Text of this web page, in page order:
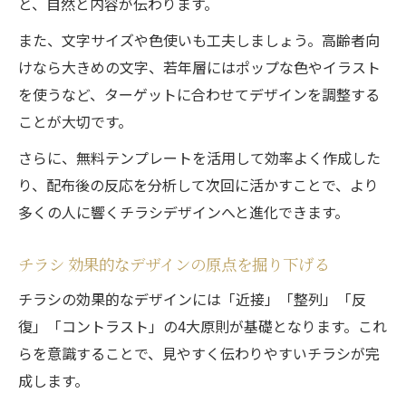
また、文字サイズや色使いも工夫しましょう。高齢者向
けなら大きめの文字、若年層にはポップな色やイラスト
を使うなど、ターゲットに合わせてデザインを調整する
ことが大切です。
さらに、無料テンプレートを活用して効率よく作成した
り、配布後の反応を分析して次回に活かすことで、より
多くの人に響くチラシデザインへと進化できます。
チラシ 効果的なデザインの原点を掘り下げる
チラシの効果的なデザインには「近接」「整列」「反
復」「コントラスト」の4大原則が基礎となります。これ
らを意識することで、見やすく伝わりやすいチラシが完
成します。